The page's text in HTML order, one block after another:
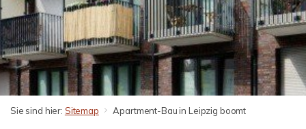
Sie sind hier: Sitemap Apartment-Bau in Leipzig boomt